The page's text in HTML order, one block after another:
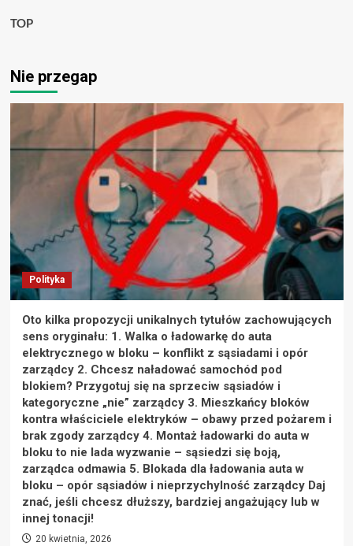
TOP
Nie przegap
Polityka
Oto kilka propozycji unikalnych tytułów zachowujących
sens oryginału: 1. Walka o ładowarkę do auta
elektrycznego w bloku – konflikt z sąsiadami i opór
zarządcy 2. Chcesz naładować samochód pod
blokiem? Przygotuj się na sprzeciw sąsiadów i
kategoryczne „nie” zarządcy 3. Mieszkańcy bloków
kontra właściciele elektryków – obawy przed pożarem i
brak zgody zarządcy 4. Montaż ładowarki do auta w
bloku to nie lada wyzwanie – sąsiedzi się boją,
zarządca odmawia 5. Blokada dla ładowania auta w
bloku – opór sąsiadów i nieprzychylność zarządcy Daj
znać, jeśli chcesz dłuższy, bardziej angażujący lub w
innej tonacji!
20 kwietnia, 2026